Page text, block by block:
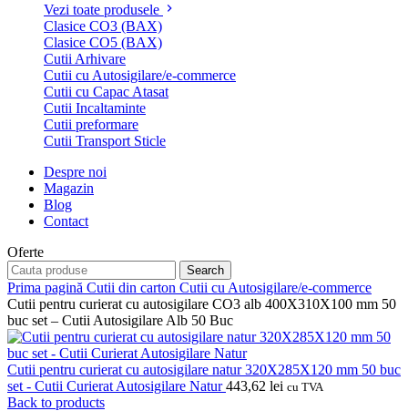
Vezi toate produsele
Clasice CO3 (BAX)
Clasice CO5 (BAX)
Cutii Arhivare
Cutii cu Autosigilare/e-commerce
Cutii cu Capac Atasat
Cutii Incaltaminte
Cutii preformare
Cutii Transport Sticle
Despre noi
Magazin
Blog
Contact
Oferte
Search
Prima pagină Cutii din carton Cutii cu Autosigilare/e-commerce
Cutii pentru curierat cu autosigilare CO3 alb 400X310X100 mm 50
buc set – Cutii Autosigilare Alb 50 Buc
Cutii pentru curierat cu autosigilare natur 320X285X120 mm 50 buc
set - Cutii Curierat Autosigilare Natur443,62 lei cu TVA
Back to products